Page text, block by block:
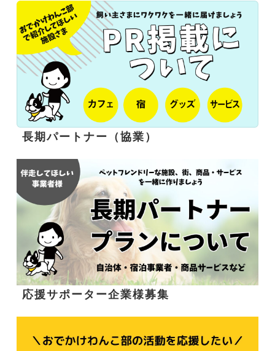
長期パートナー（協業）
応援サポーター企業様募集